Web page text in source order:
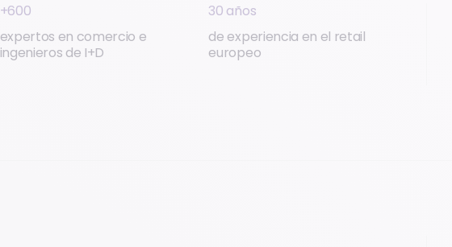
+600
expertos en comercio e
ingenieros de I+D
30 años
de experiencia en el retail
europeo